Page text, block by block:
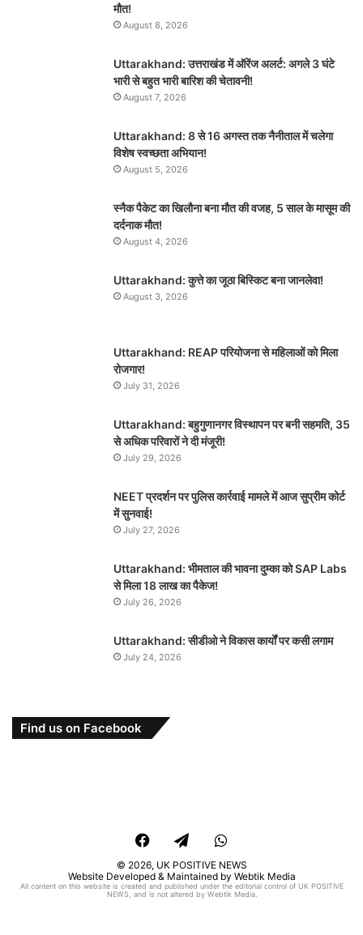
मौत!
August 8, 2026
Uttarakhand: उत्तराखंड में ऑरेंज अलर्ट: अगले 3 घंटे
भारी से बहुत भारी बारिश की चेतावनी!
August 7, 2026
Uttarakhand: 8 से 16 अगस्त तक नैनीताल में चलेगा
विशेष स्वच्छता अभियान!
August 5, 2026
स्नैक पैकेट का खिलौना बना मौत की वजह, 5 साल के मासूम की
दर्दनाक मौत!
August 4, 2026
Uttarakhand: कुत्ते का जूठा बिस्किट बना जानलेवा!
August 3, 2026
Uttarakhand: REAP परियोजना से महिलाओं को मिला
रोजगार!
July 31, 2026
Uttarakhand: बहुगुणानगर विस्थापन पर बनी सहमति, 35
से अधिक परिवारों ने दी मंजूरी!
July 29, 2026
NEET प्रदर्शन पर पुलिस कार्रवाई मामले में आज सुप्रीम कोर्ट
में सुनवाई!
July 27, 2026
Uttarakhand: भीमताल की भावना दुम्का को SAP Labs
से मिला 18 लाख का पैकेज!
July 26, 2026
Uttarakhand: सीडीओ ने विकास कार्यों पर कसी लगाम
July 24, 2026
Find us on Facebook
FacebookTelegramWhatsApp
© 2026, UK POSITIVE NEWS
Website Developed & Maintained by Webtik Media
All content on this website is created and published under the editorial control of UK POSITIVE
NEWS, and is not altered by Webtik Media.